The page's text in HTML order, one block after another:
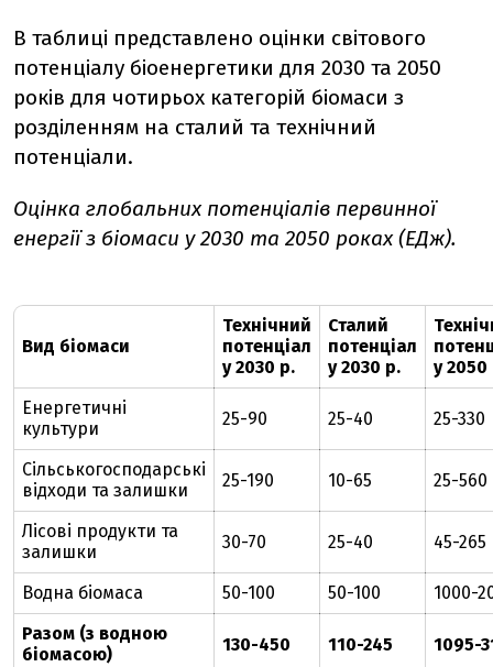
В таблиці представлено оцінки світового
потенціалу біоенергетики для 2030 та 2050
років для чотирьох категорій біомаси з
розділенням на сталий та технічний
потенціали.
Оцінка глобальних потенціалів первинної
енергії з біомаси у 2030 та 2050 роках (ЕДж).
Вид біомаси
Технічний
потенціал
у 2030 р.
Сталий
потенціал
у 2030 р.
у 2050
Енергетичні
культури
25-90 25-40 25-330
Сільськогосподарські
відходи та залишки
25-190 10-65 25-560
Лісові продукти та
залишки
30-70 25-40 45-265
Водна біомаса 50-100 50-100
1000-
Разом (з водною
біомасою)
130-450 110-245 1095-